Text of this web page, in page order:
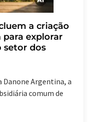
a criação
explorar
setor dos
Danone Argentina, a
comum de